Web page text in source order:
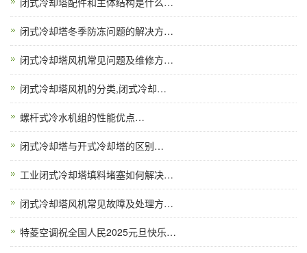
闭式冷却塔冬季防冻问题的解决方…
闭式冷却塔风机常见问题及维修方…
闭式冷却塔风机的分类,闭式冷却…
螺杆式冷水机组的性能优点…
闭式冷却塔与开式冷却塔的区别…
工业闭式冷却塔填料堵塞如何解决…
闭式冷却塔风机常见故障及处理方…
特菱空调祝全国人民2025元旦快乐…